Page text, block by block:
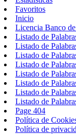
Favoritos
Inicio
Licencia Banco
Listado de
Listado de
Listado de
Listado de
Listado de
Listado de
Listado de
Listado de
Page 404
Política de
Política de